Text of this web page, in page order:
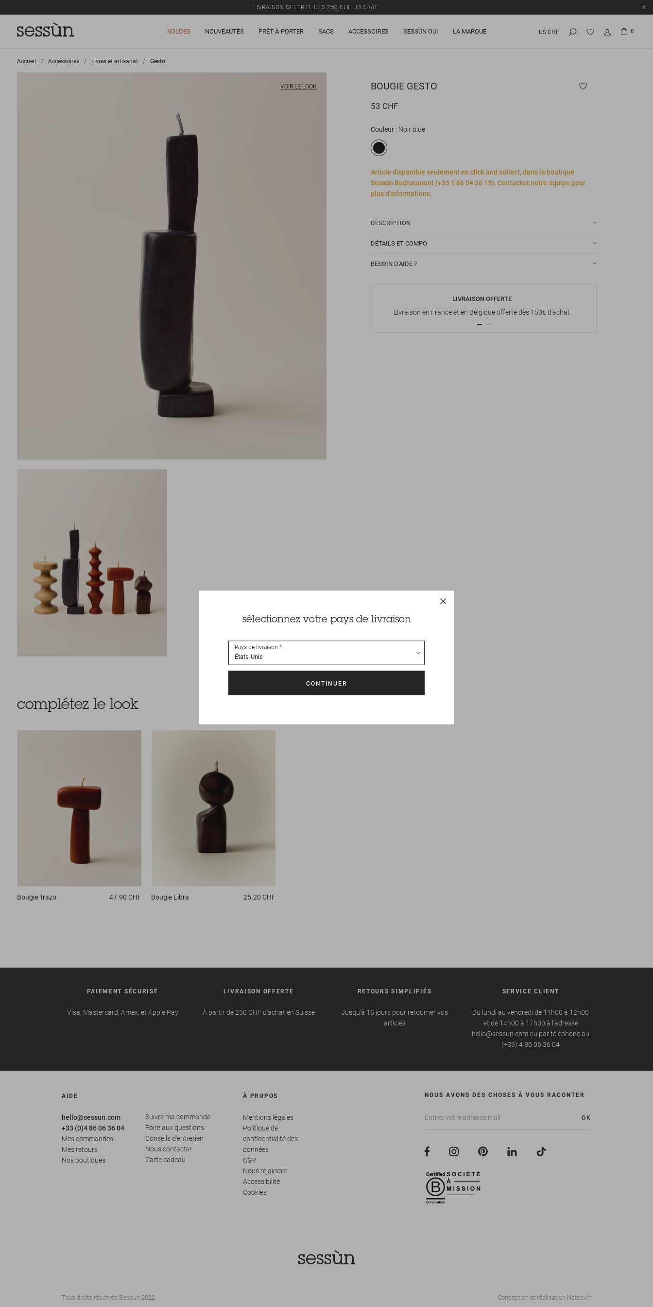
LIVRAISON OFFERTE DÈS 250 CHF D'ACHAT.
SOLDES NOUVEAUTÉS PRÊT-À-PORTER SACS ACCESSOIRES SESSÙN OUI LA MARQUE US CHF 0
Accueil >
Accessoires >
Livres et artisanat >
Gesto
VOIR LE LOOK BOUGIE GESTO
53 CHF
Couleur Noir blue
Article disponible seulement en click and collect, dans la boutique
Sessùn Bachaumont (+33 1 86 04 36 15). Contactez notre équipe pour
plus d'informations.
DESCRIPTION
DÉTAILS ET COMPO
BESOIN D'AIDE ?
LIVRAISON OFFERTE
Livraison en France et en Belgique offerte dès 150€ d'achat
complétez le look
BougieTrazo 47.90 CHF Bougie Libra 25.20 CHF
PAIEMENT SÉCURISÉ
Visa, Mastercard, Amex, et Apple Pay
LIVRAISON OFFERTE
À partir de 250 CHF d'achat en Suisse
RETOURS SIMPLIFIÉS
Jusqu'à 15 jours pour retourner vos
articles
SERVICE CLIENT
Du lundi au vendredi de 11h00 à 12h00
et de 14h00 à 17h00 à l'adresse
hello@sessun.com ou par téléphone au
(+33) 4 86 06 36 04
AIDE
hello@sessun.com
+33 (0)4 86 06 36 04
Mes commandes
Mes retours
Nos boutiques
Suivre ma commande
Foire aux questions
Conseils d'entretien
Nous contacter
Carte cadeau
À PROPOS
Mentions légales
Politique de
confidentialité des
données
CGV
Nous rejoindre
Accessibilité
Cookies
NOUS AVONS DES CHOSES À VOUS RACONTER
OK
Tous droits réservés Sessùn 2022 Conception et réalisation Nateev.fr
sélectionnez votre pays de livraison
Pays de livraison